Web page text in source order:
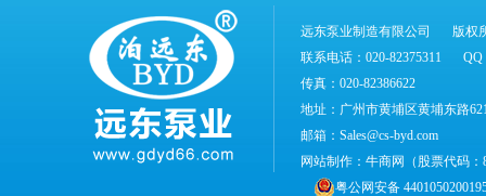
远东泵业制造有限公司
版权
联系电话：020-82375311
QQ
传真：020-82386622
地址：广州市黄埔区黄埔东路
邮箱：Sales@cs-byd.com
网站制作： 牛商网
（股票代
粤公网安备